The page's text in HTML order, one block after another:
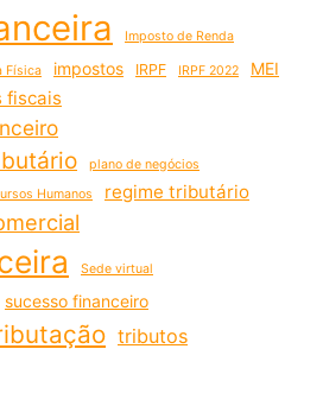
Imposto de Renda
Física impostos IRPF IRPF 2022
MEI
fiscais
plano de negócios
Humanos regime tributário
Sede virtual
sucesso financeiro
tributos